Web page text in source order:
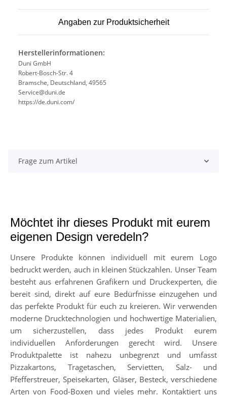
Angaben zur Produktsicherheit
Herstellerinformationen:
Duni GmbH
Robert-Bosch-Str. 4
Bramsche, Deutschland, 49565
Service@duni.de
https://de.duni.com/
Frage zum Artikel
Möchtet ihr dieses Produkt mit eurem
eigenen Design veredeln?
Unsere Produkte können individuell mit eurem Logo
bedruckt werden, auch in kleinen Stückzahlen. Unser Team
besteht aus erfahrenen Grafikern und Druckexperten, die
bereit sind, direkt auf eure Bedürfnisse einzugehen und
das perfekte Produkt für euch zu kreieren. Wir verwenden
moderne Drucktechnologien und hochwertige Materialien,
um sicherzustellen, dass jedes Produkt eurem
individuellen Anforderungen gerecht wird. Unsere
Produktpalette ist nahezu unbegrenzt und umfasst
Pizzakartons, Tragetaschen, Servietten, Salz- und
Pfefferstreuer, Speisekarten, Gläser, Besteck, verschiedene
Arten von Food-Boxen und vieles mehr. Kontaktiert uns